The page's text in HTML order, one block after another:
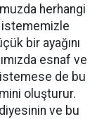
herhangi
istememizle
bir ayağını
esnaf ve
de bu
oluşturur.
ve bu